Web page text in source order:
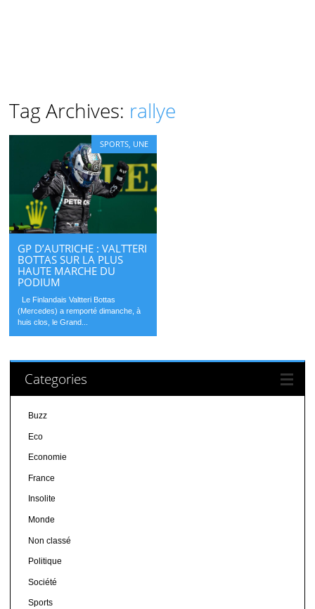
Tag Archives: rallye
SPORTS UNE
GP D’AUTRICHE : VALTTERI
BOTTAS SUR LA PLUS
HAUTE MARCHE DU
PODIUM
Le Finlandais Valtteri Bottas
(Mercedes) a remporté dimanche, à
huis clos, le Grand...
Categories
Buzz
Eco
Economie
France
Insolite
Monde
Non classé
Politique
Société
Sports